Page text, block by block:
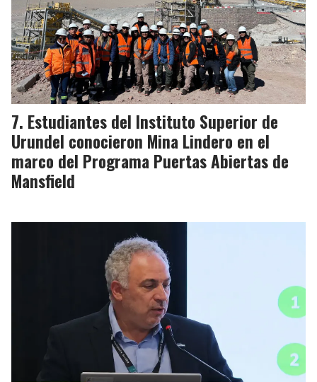
Estudiantes del Instituto Superior de
Urundel conocieron Mina Lindero en el
marco del Programa Puertas Abiertas de
Mansfield